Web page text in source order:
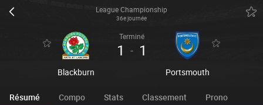
League Championship
36e journée
Blackburn
Terminé
1 - 1
Portsmouth
Résumé Compo Stats Classement Prono